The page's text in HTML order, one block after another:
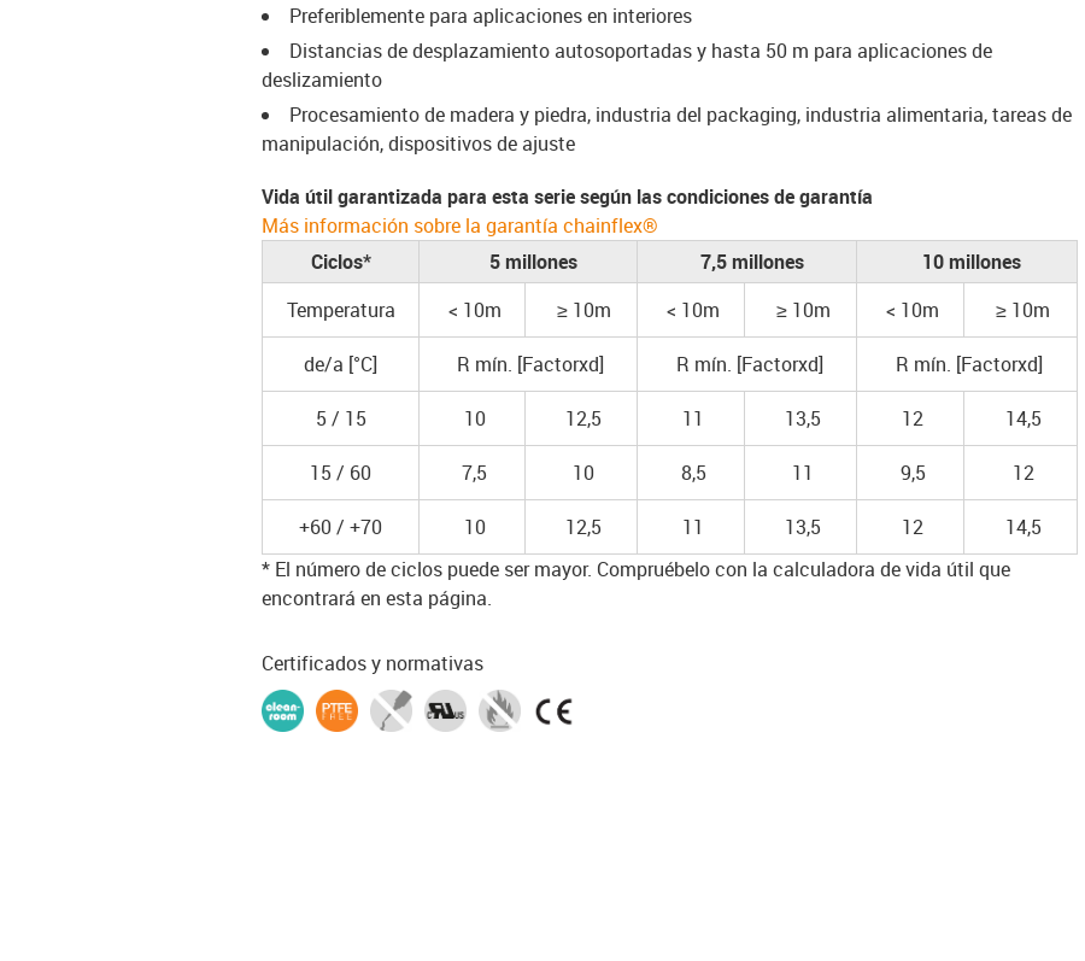
Preferiblemente para aplicaciones en interiores
Distancias de desplazamiento autosoportadas y hasta 50 m para aplicaciones de
deslizamiento
Procesamiento de madera y piedra, industria del packaging, industria alimentaria, tareas de
manipulación, dispositivos de ajuste
Vida útil garantizada para esta serie según las condiciones de garantía
Más información sobre la garantía chainflex®
Ciclos*
5 millones 7,5 millones
10 millones
Temperatura
< 10m ≥ 10m < 10m ≥ 10m < 10m ≥ 10m
de/a [°C] R mín. [Factorxd] R mín. [Factorxd] R mín. [Factorxd]
5 / 15 10 12,5 11 13,5 12 14,5
15 / 60 7,5 10 8,5 11 9,5 12
+60 / +70 10 12,5 11 13,5 12
14,5
* El número de ciclos puede ser mayor. Compruébelo con la calculadora de vida útil que
encontrará en esta página.
Certificados y normativas